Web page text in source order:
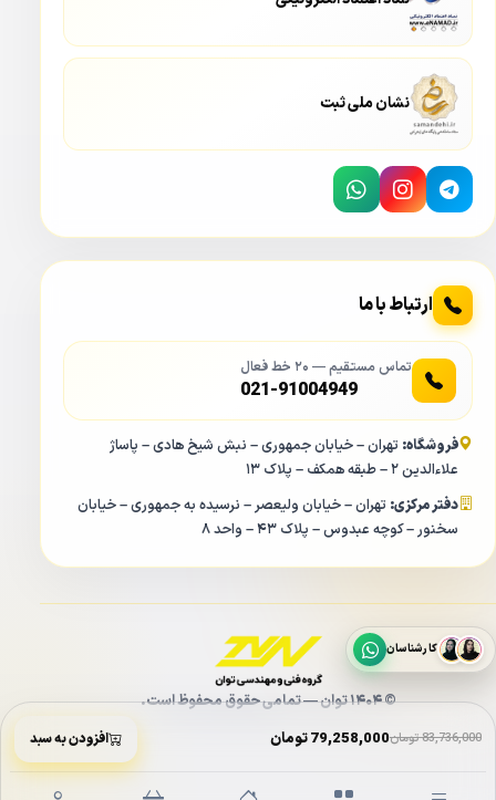
نشان ملی ثبت
ارتباط با ما
تماس مستقیم — ۲۰ خط فعال
021-91004949
فروشگاه: تهران – خیابان جمهوری – نبش شیخ هادی – پاساژ
علاءالدین ۲ – طبقه همکف – پلاک ۱۳
دفتر مرکزی: تهران – خیابان ولیعصر – نرسیده به جمهوری – خیابان
سخنور – کوچه عبدوس – پلاک ۴۳ – واحد ۸
© ۱۴۰۴ توان — تمامی حقوق محفوظ است.
کارشناسان
83,736,000 تومان 79,258,000 تومان افزودن به سبد